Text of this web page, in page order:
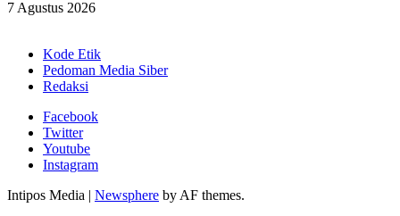
7 Agustus 2026
Kode Etik
Pedoman Media Siber
Redaksi
Facebook
Twitter
Youtube
Instagram
Intipos Media | Newsphere by AF themes.